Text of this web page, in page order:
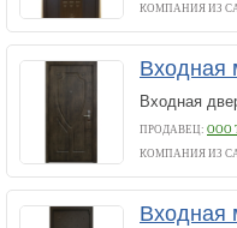
КОМПАНИЯ ИЗ
Входная
Входная
ПРОДАВЕЦ: ООО
КОМПАНИЯ ИЗ
Входная